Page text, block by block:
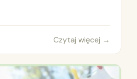
Czytaj więcej →